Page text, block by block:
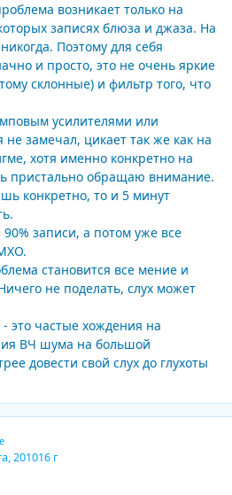
возникает только на
записях блюза и джаза. На
Поэтому для себя
и просто, это не очень яркие
склонные) и фильтр того, что
усилителями или
замечал, цикает так же как на
хотя именно конкретно на
пристально обращаю внимание.
конкретно, то и 5 минут
записи, а потом уже все
становится все мение и
не поделать, слух может
частые хождения на
ВЧ шума на большой
довести свой слух до глухоты
201016 г